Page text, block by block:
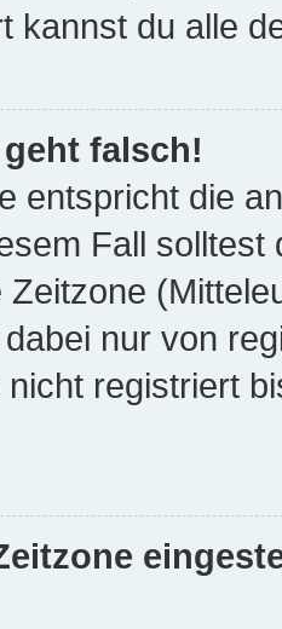
kannst du alle
falsch!
entspricht die
Fall solltest
nur von
registriert